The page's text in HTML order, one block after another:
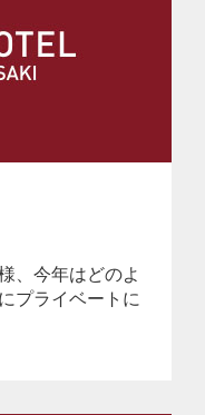
、今年はどのよ
プライベートに